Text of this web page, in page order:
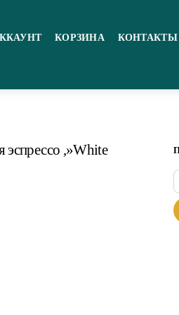
КОРЗИНА КОНТАКТЫ
эспрессо ,»White